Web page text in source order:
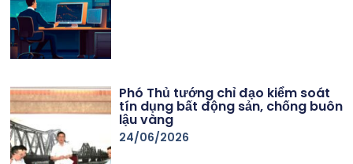
Phó Thủ tướng chỉ đạo kiểm soát
tín dụng bất động sản, chống buôn
lậu vàng
24/06/2026